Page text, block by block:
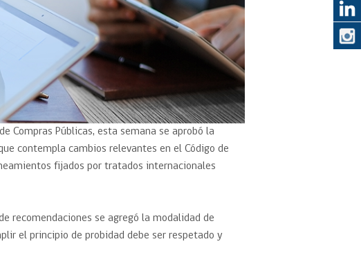
Compras Públicas, esta semana se aprobó la
contempla cambios relevantes en el Código de
fijados por tratados internacionales
recomendaciones se agregó la modalidad de
el principio de probidad debe ser respetado y